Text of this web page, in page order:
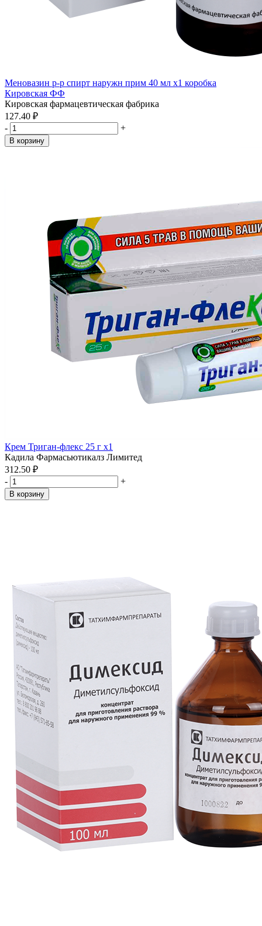
Меновазин р-р спирт наружн прим 40 мл x1 коробка
Кировская ФФ
Кировская фармацевтическая фабрика
127.40 ₽
-
+
В корзину
Крем Триган-флекс 25 г x1
Кадила Фармасьютикалз Лимитед
312.50 ₽
-
+
В корзину